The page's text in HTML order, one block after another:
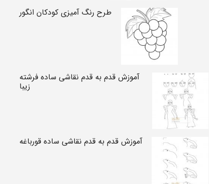
طرح رنگ آمیزی کودکان انگور
آموزش قدم به قدم نقاشی ساده فرشته
زیبا
آموزش قدم به قدم نقاشی ساده قورباغه